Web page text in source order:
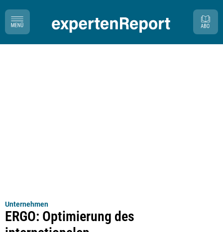
Unternehmen
ERGO: Optimierung des